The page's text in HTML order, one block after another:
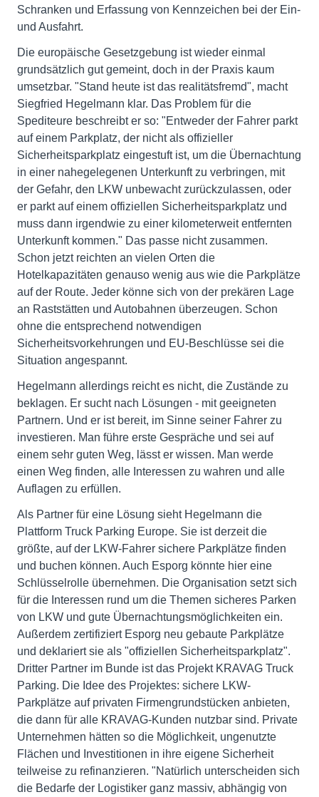
Schranken und Erfassung von Kennzeichen bei der Ein-
und Ausfahrt.
Die europäische Gesetzgebung ist wieder einmal
grundsätzlich gut gemeint, doch in der Praxis kaum
umsetzbar. "Stand heute ist das realitätsfremd", macht
Siegfried Hegelmann klar. Das Problem für die
Spediteure beschreibt er so: "Entweder der Fahrer parkt
auf einem Parkplatz, der nicht als offizieller
Sicherheitsparkplatz eingestuft ist, um die Übernachtung
in einer nahegelegenen Unterkunft zu verbringen, mit
der Gefahr, den LKW unbewacht zurückzulassen, oder
er parkt auf einem offiziellen Sicherheitsparkplatz und
muss dann irgendwie zu einer kilometerweit entfernten
Unterkunft kommen." Das passe nicht zusammen.
Schon jetzt reichten an vielen Orten die
Hotelkapazitäten genauso wenig aus wie die Parkplätze
auf der Route. Jeder könne sich von der prekären Lage
an Raststätten und Autobahnen überzeugen. Schon
ohne die entsprechend notwendigen
Sicherheitsvorkehrungen und EU-Beschlüsse sei die
Situation angespannt.
Hegelmann allerdings reicht es nicht, die Zustände zu
beklagen. Er sucht nach Lösungen - mit geeigneten
Partnern. Und er ist bereit, im Sinne seiner Fahrer zu
investieren. Man führe erste Gespräche und sei auf
einem sehr guten Weg, lässt er wissen. Man werde
einen Weg finden, alle Interessen zu wahren und alle
Auflagen zu erfüllen.
Als Partner für eine Lösung sieht Hegelmann die
Plattform Truck Parking Europe. Sie ist derzeit die
größte, auf der LKW-Fahrer sichere Parkplätze finden
und buchen können. Auch Esporg könnte hier eine
Schlüsselrolle übernehmen. Die Organisation setzt sich
für die Interessen rund um die Themen sicheres Parken
von LKW und gute Übernachtungsmöglichkeiten ein.
Außerdem zertifiziert Esporg neu gebaute Parkplätze
und deklariert sie als "offiziellen Sicherheitsparkplatz".
Dritter Partner im Bunde ist das Projekt KRAVAG Truck
Parking. Die Idee des Projektes: sichere LKW-
Parkplätze auf privaten Firmengrundstücken anbieten,
die dann für alle KRAVAG-Kunden nutzbar sind. Private
Unternehmen hätten so die Möglichkeit, ungenutzte
Flächen und Investitionen in ihre eigene Sicherheit
teilweise zu refinanzieren. "Natürlich unterscheiden sich
die Bedarfe der Logistiker ganz massiv, abhängig von